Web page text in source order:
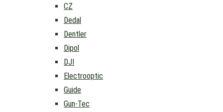
CZ
Dedal
Dentler
Dipol
DJI
Electrooptic
Guide
Gun-Tec